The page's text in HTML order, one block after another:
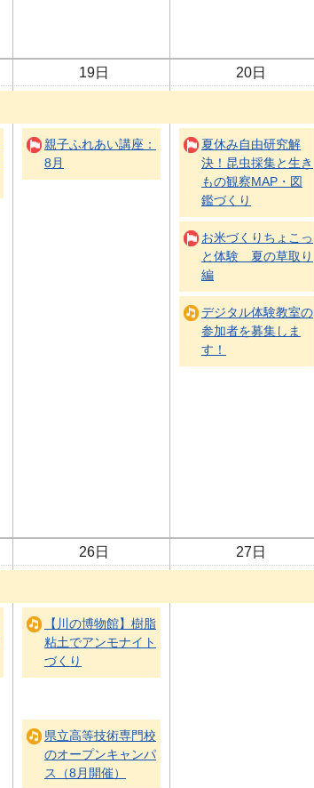
19日 20日
親子ふれあい講座：
8月
夏休み自由研究解
決！昆虫採集と生き
もの観察MAP・図
鑑づくり
お米づくりちょこっ
と体験 夏の草取り
編
デジタル体験教室の
参加者を募集しま
す！
26日 27日
【川の博物館】樹脂
粘土でアンモナイト
づくり
県立高等技術専門校
のオープンキャンパ
ス（8月開催）